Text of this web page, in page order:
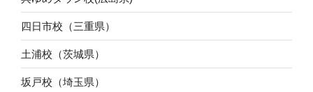
四日市校（三重県）
土浦校（茨城県）
坂戸校（埼玉県）